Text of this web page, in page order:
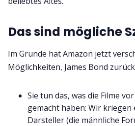
Das sind mögliche
Im Grunde hat Amazon jetzt
Möglichkeiten, James Bond
Sie tun das, was die Filme
gemacht haben: Wir kriegen
Darsteller (die männliche